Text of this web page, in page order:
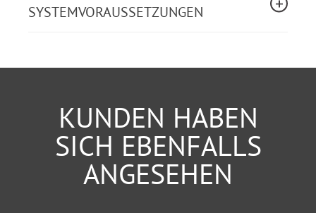
SYSTEMVORAUSSETZUNGEN
KUNDEN HABEN
SICH EBENFALLS
ANGESEHEN